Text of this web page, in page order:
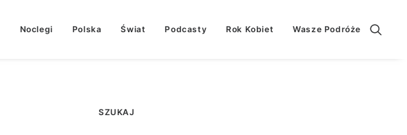
Noclegi Polska Świat Podcasty Rok Kobiet Wasze Podróże
SZUKAJ